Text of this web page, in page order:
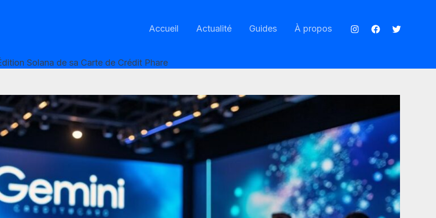
Accueil Actualité Guides À propos
Solana de sa Carte de Crédit Phare